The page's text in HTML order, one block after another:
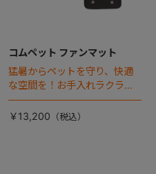
コムペット ファンマット
猛暑からペットを守り、快適
な空間を！お手入れラクラク
な「ファンマット」が登場！
￥13,200